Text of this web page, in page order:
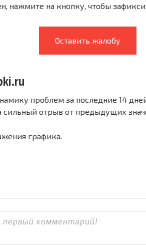
нажмите на кнопку, чтобы
Оставить жалобу
проблем за последние 14
сильный отрыв от предыдущих
графика.